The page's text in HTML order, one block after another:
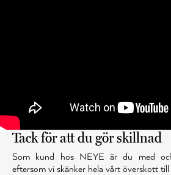
Tack för att du gör skillnad
Som kund hos NEYE är du med
eftersom vi skänker hela vårt överskott till